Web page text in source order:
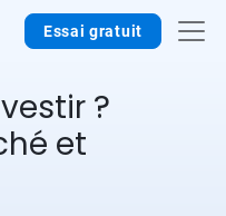
Essai gratuit
?
et